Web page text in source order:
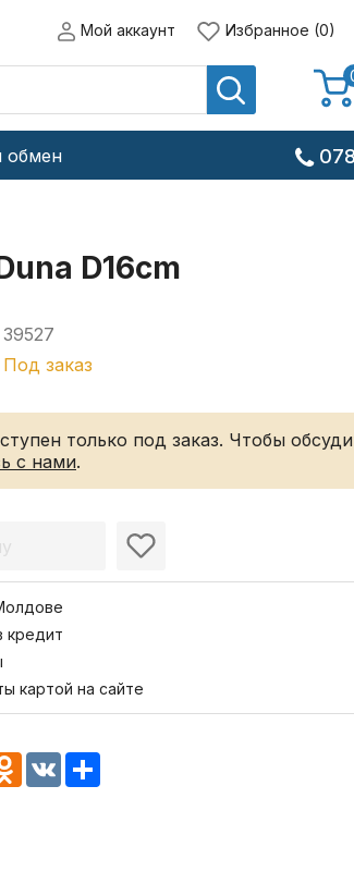
Мой аккаунт Избранное (0)
обмен
D16cm
39527
Под заказ
только под заказ. Чтобы
с нами.
кредит
картой на сайте
Odnoklassniki
VK